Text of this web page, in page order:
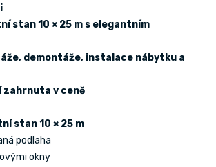
stan 10 × 25 m s elegantním
demontáže, instalace nábytku a
zahrnuta v ceně
stan 10 × 25 m
podlaha
okny